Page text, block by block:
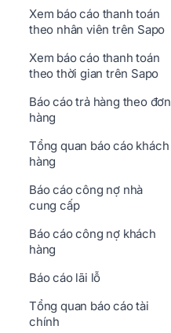
Xem báo cáo thanh toán
theo nhân viên trên Sapo
Xem báo cáo thanh toán
theo thời gian trên Sapo
Báo cáo trả hàng theo đơn
hàng
Tổng quan báo cáo khách
hàng
Báo cáo công nợ nhà
cung cấp
Báo cáo công nợ khách
hàng
Báo cáo lãi lỗ
Tổng quan báo cáo tài
chính